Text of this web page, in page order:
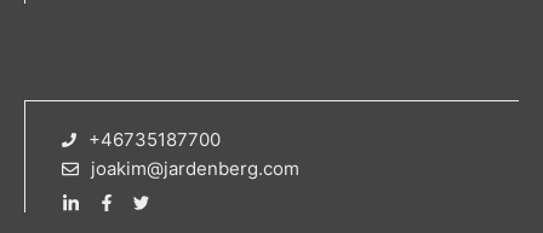
+46735187700
joakim@jardenberg.com